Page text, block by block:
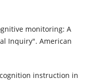
monitoring: A
Inquiry". American
instruction in